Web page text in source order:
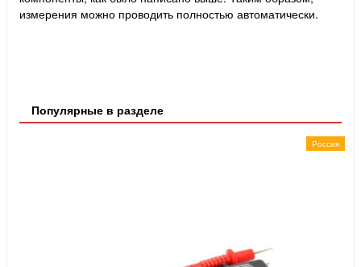
измерения можно проводить полностью автоматически.
Популярные в разделе
Россия